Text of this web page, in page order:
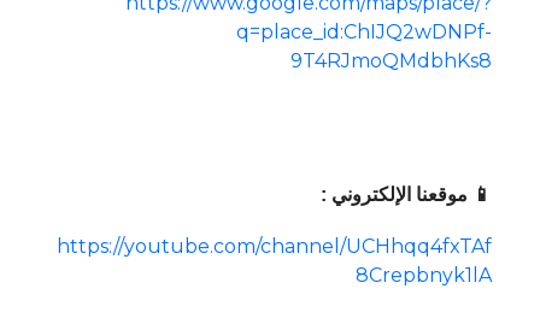
q=place_id:ChIJQ2wDNPf-
9T4RJmoQMdbhKs8
📱 موقعنا الإلكتروني :
https://youtube.com/channel/UCHhqq4fxTAf
8Crepbnyk1lA